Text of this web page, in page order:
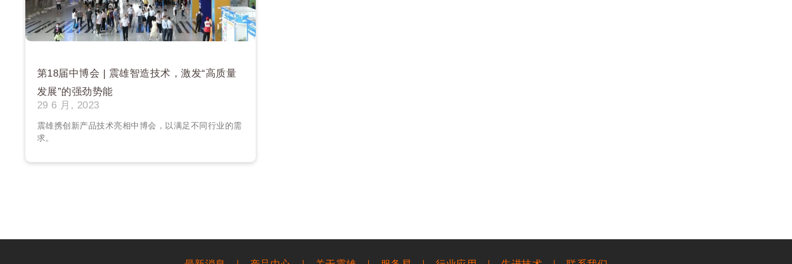
第18届中博会 | 震雄智造技术，激发“高质量
发展”的强劲势能
29 6 月, 2023
震雄携创新产品技术亮相中博会，以满足不同行业的需
求。